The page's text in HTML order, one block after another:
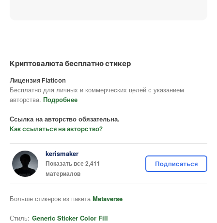
Криптовалюта бесплатно стикер
Лицензия Flaticon
Бесплатно для личных и коммерческих целей с указанием
авторства. Подробнее
Ссылка на авторство обязательна.
Как ссылаться на авторство?
kerismaker
Показать все 2,411
материалов
Подписаться
Больше стикеров из пакета Metaverse
Стиль: Generic Sticker Color Fill